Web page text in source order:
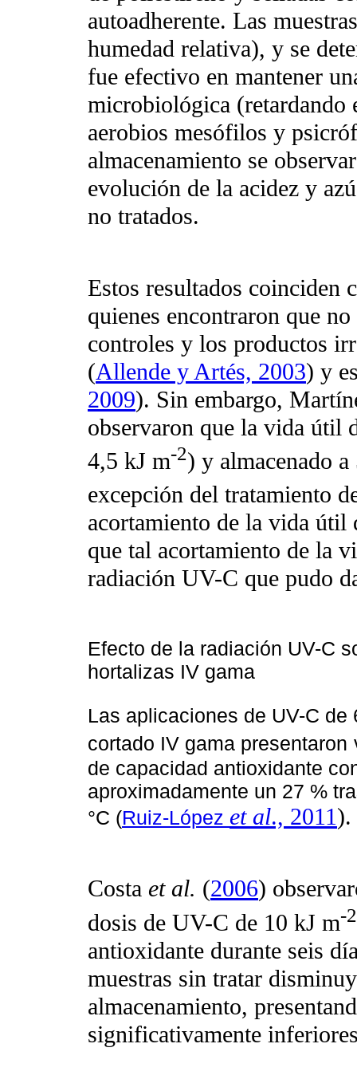
autoadherente. Las
humedad relativa), y se
fue efectivo en mantener
microbiológica (retardando
aerobios mesófilos y
almacenamiento se
evolución de la acidez y
no tratados.
Estos resultados coinciden
quienes encontraron que
controles y los productos
(Allende y Artés, 2003) y
2009). Sin embargo,
observaron que la vida útil
4,5 kJ m-2) y almacenado
excepción del tratamiento
acortamiento de la vida
que tal acortamiento de la
radiación UV-C que pudo
Efecto de la radiación UV-C
hortalizas IV gama
Las aplicaciones de UV-C de
cortado IV gama presentaron
de capacidad antioxidante
aproximadamente un 27 %
°C (Ruiz-López et al., 2011).
Costa et al. (2006)
dosis de UV-C de 10 kJ m-2
antioxidante durante seis
muestras sin tratar
almacenamiento,
significativamente